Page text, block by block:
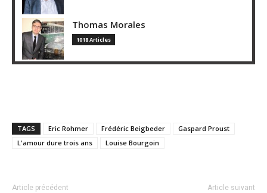
Thomas Morales
1018 Articles
TAGS Eric Rohmer Frédéric Beigbeder
Gaspard Proust
L'amour dure trois ans
Louise Bourgoin
Article précédent Article suivant